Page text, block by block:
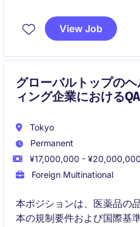
成長中の日本市場において
強化し、将来の拡大を支え
View Job
グローバルトップの
ィング企業における
Tokyo
Permanent
¥17,000,000 -
Foreign Multinational
本ポジションは、医薬品の
本の規制要件および国際基